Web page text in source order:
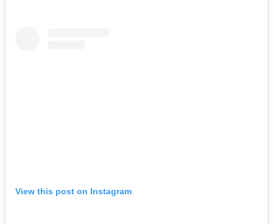
View this post on Instagram